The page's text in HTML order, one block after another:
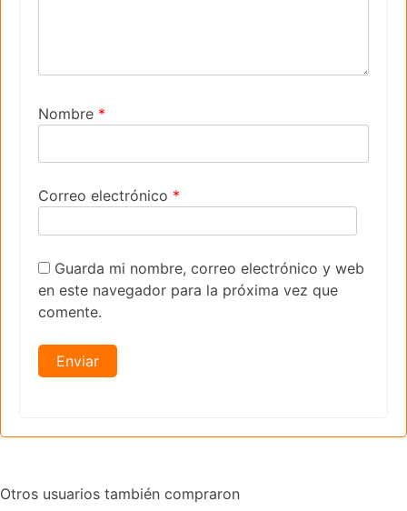
Nombre *
Correo electrónico *
Guarda mi nombre, correo electrónico y web
en este navegador para la próxima vez que
comente.
Otros usuarios también compraron